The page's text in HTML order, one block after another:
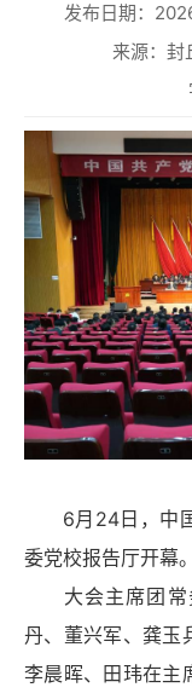
发布日期：
来源：封
6月24日，中国
委党校报告厅开幕。
大会主席团常
丹、董兴军、龚玉
李晨晖、田玮在主